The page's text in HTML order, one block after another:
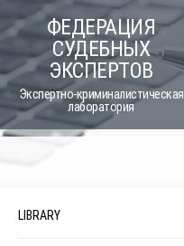
to
content
ФЕДЕРАЦИЯ
СУДЕБНЫХ
ЭКСПЕРТОВ
Экспертно-криминалистическая
лаборатория
LIBRARY